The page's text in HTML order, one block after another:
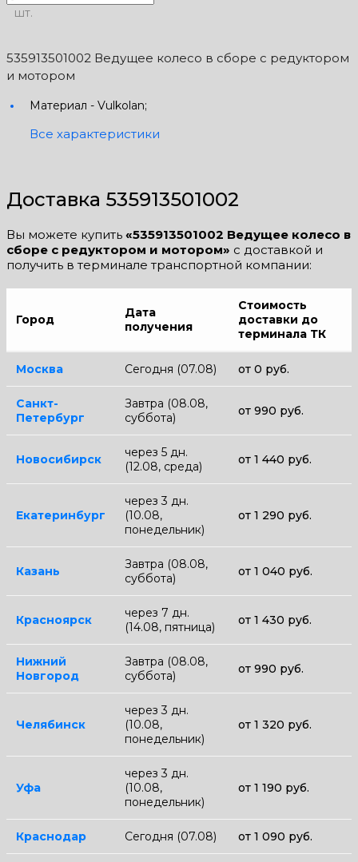
шт.
535913501002 Ведущее колесо в сборе с редуктором
и мотором
Материал - Vulkolan;
Все характеристики
Доставка 535913501002
Вы можете купить «535913501002 Ведущее колесо в
сборе с редуктором и мотором» с доставкой и
получить в терминале транспортной компании:
Город
Дата
получения
Стоимость
доставки до
терминала ТК
Москва Сегодня (07.08) от 0 руб.
Санкт-
Петербург
Завтра (08.08,
суббота)
от 990 руб.
Новосибирск
через 5 дн.
(12.08, среда)
от 1 440 руб.
Екатеринбург
через 3 дн.
(10.08,
понедельник)
от 1 290 руб.
Казань
Завтра (08.08,
суббота)
от 1 040 руб.
Красноярск
через 7 дн.
(14.08, пятница)
от 1 430 руб.
Нижний
Новгород
Завтра (08.08,
суббота)
от 990 руб.
Челябинск
через 3 дн.
(10.08,
понедельник)
от 1 320 руб.
Уфа
через 3 дн.
(10.08,
понедельник)
от 1 190 руб.
Краснодар Сегодня (07.08) от 1 090 руб.